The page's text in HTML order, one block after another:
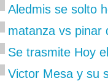
Aledmis se solto
matanza vs pinar
Se trasmite Hoy
Victor Mesa y su